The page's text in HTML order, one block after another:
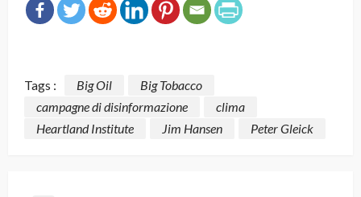
Tags : Big Oil
Big Tobacco
campagne di disinformazione
clima
Heartland Institute
Jim Hansen Peter Gleick